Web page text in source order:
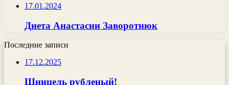
17.01.2024
Диета Анастасии Заворотнюк
Последние записи
17.12.2025
Шницель рубленый!